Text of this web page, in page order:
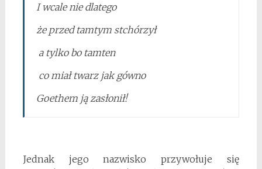
I wcale nie dlatego
że przed tamtym stchórzył
a tylko bo tamten
co miał twarz jak gówno
Goethem ją zasłonił!
Jednak jego nazwisko przywołuje się